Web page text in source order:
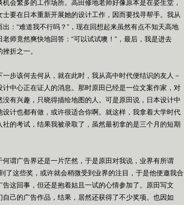
会繁多的工作场所。高田修地老师好像原本是在姿生堂，
要在日本重新开展她的设计工作，因而要找寻帮手。我从
：“难道我不行吗？”，现在回想起来虽然有点不知天高地
师竟然爽快地回答：“可以试试噢！”，最后，我是进去
折之一。
该何去何从，就在此时，我从高中时代便结识的友人－
中心正在证人的消息。那时原田已经是一位文案作家，对
有兴趣，只晓得描绘地图的人。可是原田说，日本设计中
计也都有做，或许很适合你啊。就这样，我拿着大学时代
的考试，结果我被录取了，虽然最初拿的是三个月的短期
广告界还是一片茫然，于是原田对我说，业界有所谓
了这些奖，或许就会稍微受到业界的注目，于是他便邀我合
这回事，但还是抱着姑且一试的心情参加了。原田写文
己的广告作品，结果，居然还获得了不少奖项。也因如